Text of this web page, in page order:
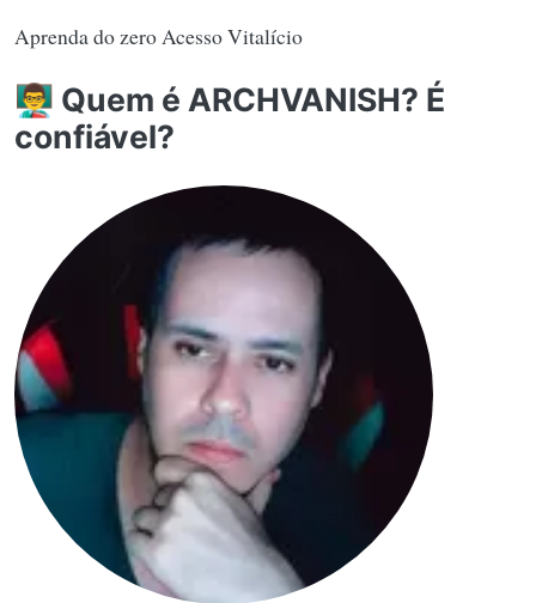
Aprenda do zero Acesso Vitalício
👨‍🏫 Quem é ARCHVANISH? É
confiável?